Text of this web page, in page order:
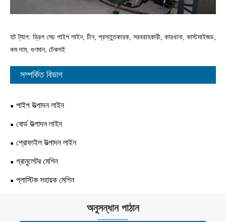
হট ট্যাগ: ড্রিপ সেচ পাইপ লাইন, চীন, প্রস্তুতকারক, সরবরাহকারী, কারখানা, কাস্টমাইজড,
কম দাম, গুণমান, টেকসই
সম্পর্কিত বিভাগ
পাইপ উত্পাদন লাইন
বোর্ড উত্পাদন লাইন
প্রোফাইল উত্পাদন লাইন
গ্রানুলেটর মেশিন
প্লাস্টিক সহায়ক মেশিন
অনুসন্ধান পাঠান